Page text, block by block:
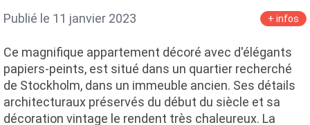
Publié le 11 janvier 2023 + infos
Ce magnifique appartement décoré avec d'élégants
papiers-peints, est situé dans un quartier recherché
de Stockholm, dans un immeuble ancien. Ses détails
architecturaux préservés du début du siècle et sa
décoration vintage le rendent très chaleureux. La